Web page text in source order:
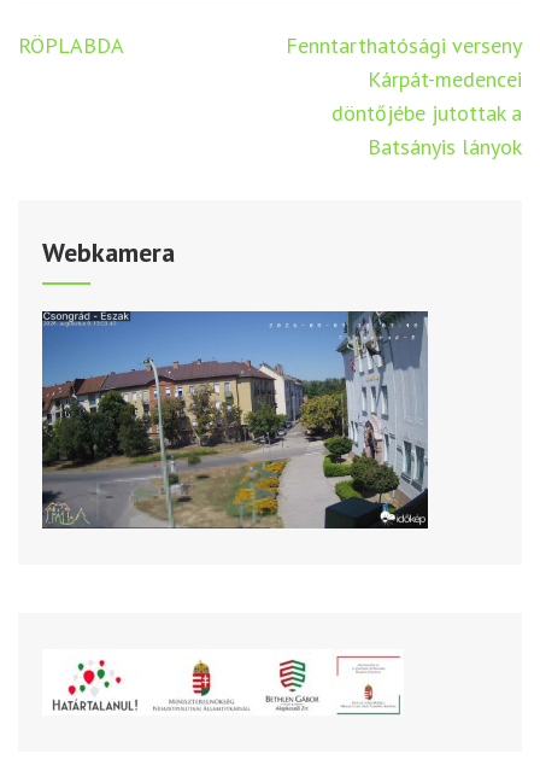
Bejegyzés
RÖPLABDA
Fenntarthatósági verseny
Kárpát-medencei
döntőjébe jutottak a
Batsányis lányok
Webkamera